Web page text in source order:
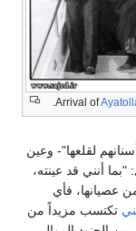
Arrival of
لقلعها"- وعين
"بما أنني قد عينته،
عصيانها، فأي
تكتسب مزيداً من